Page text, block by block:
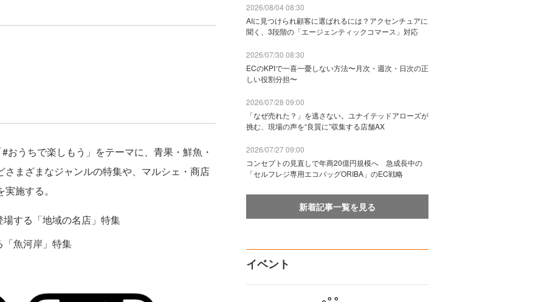
うちで楽しもう」をテーマに、⻘果・鮮⿂・
まざまなジャンルの特集や、マルシェ・商店
施する。
する「地域の名店」特集
⿂河岸」特集
2026/08/04 08:30
AIに見つけられ顧客に選ばれるには？アクセンチュアに
聞く、3段階の「エージェンティックコマース」対応
2026/07/30 08:30
ECのKPIで一喜一憂しない方法〜月次・週次・日次の正
しい役割分担〜
2026/07/28 09:00
「なぜ売れた？」を逃さない。ユナイテッドアローズが
挑む、現場の声を“良質に”収集する店舗AX
2026/07/27 09:00
コンセプトの見直しで年商20億円規模へ 急成長中の
「セルフレジ専用エコバッグORIBA」のEC戦略
新着記事一覧を見る
イベント